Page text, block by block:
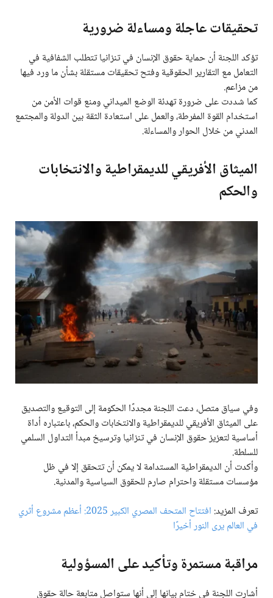
تحقيقات عاجلة ومساءلة ضرورية
تؤكد اللجنة أن حماية حقوق الإنسان في تنزانيا تتطلب الشفافية في
التعامل مع التقارير الحقوقية وفتح تحقيقات مستقلة بشأن ما ورد فيها
من مزاعم.
كما شددت على ضرورة تهدئة الوضع الميداني ومنع قوات الأمن من
استخدام القوة المفرطة، والعمل على استعادة الثقة بين الدولة والمجتمع
المدني من خلال الحوار والمساءلة.
الميثاق الأفريقي للديمقراطية والانتخابات
والحكم
وفي سياق متصل، دعت اللجنة مجددًا الحكومة إلى التوقيع والتصديق
على الميثاق الأفريقي للديمقراطية والانتخابات والحكم، باعتباره أداة
أساسية لتعزيز حقوق الإنسان في تنزانيا وترسيخ مبدأ التداول السلمي
للسلطة.
وأكدت أن الديمقراطية المستدامة لا يمكن أن تتحقق إلا في ظل
مؤسسات مستقلة واحترام صارم للحقوق السياسية والمدنية.
تعرف المزيد:
افتتاح المتحف المصري الكبير 2025: أعظم مشروع أثري
في العالم يرى النور أخيرًا
مراقبة مستمرة وتأكيد على المسؤولية
أشارت اللجنة في ختام بيانها إلى أنها ستواصل متابعة حالة حقوق